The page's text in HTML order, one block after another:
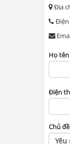
Địa
Điện
Họ tên
Điện
Chủ đề